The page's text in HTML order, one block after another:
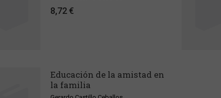
8,72 €
Educación de la amistad en
la familia